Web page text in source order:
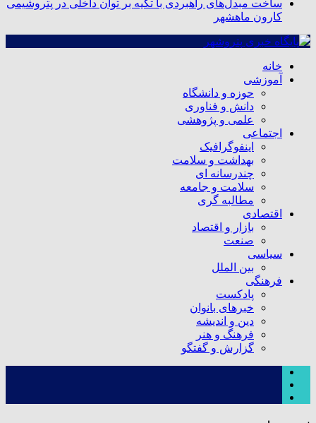
ساخت مبدل‌های راهبردی با تکیه بر توان داخلی در پتروشیمی
کارون ماهشهر
خانه
آموزشی
حوزه و دانشگاه
دانش و فناوری
علمی و پژوهشی
اجتماعی
اینفوگرافیک
بهداشت و سلامت
چندرسانه ای
سلامت و جامعه
مطالبه گری
اقتصادی
بازار و اقتصاد
صنعت
سیاسی
بین الملل
فرهنگی
پادکست
خبرهای بانوان
دین و اندیشه
فرهنگ و هنر
گزارش و گفتگو